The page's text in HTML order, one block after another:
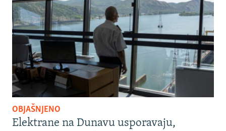
OBJAŠNJENO
Elektrane na Dunavu usporavaju,